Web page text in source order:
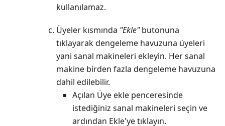
kullanılamaz.
Üyeler kısmında "Ekle"butonuna
tıklayarak dengeleme havuzuna üyeleri
yani sanal makineleri ekleyin. Her sanal
makine birden fazla dengeleme havuzuna
dahil edilebilir.
Açılan Üye ekle penceresinde
istediğiniz sanal makineleri seçin ve
ardından Ekle'ye tıklayın.